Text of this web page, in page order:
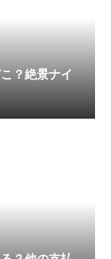
？絶景ナイ